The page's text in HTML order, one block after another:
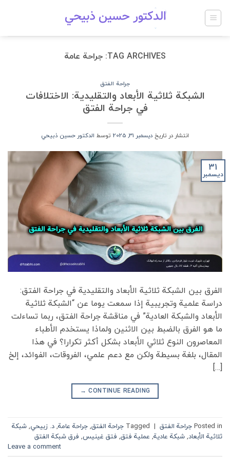
TAG ARCHIVES: جراحة عامة
جراحة الفتق
الشبكة ثلاثية الأبعاد والتقليدية: الاختلافات
في جراحة الفتق
انتشار در تاریخ ديسمبر 31, 2025 توسط الدكتور حسين ذبيحي
31
ديسمبر
الفرق بين الشبكة ثلاثية الأبعاد والتقليدية في جراحة الفتق:
دراسة علمية وتجريبية إذا سمعت يوما عن “الشبكة ثلاثية
الأبعاد والشبكة العادية” في مناقشة جراحة الفتق، ربما تساءلت
ما هو الفرق بالضبط بين الاثنين ولماذا يستخدم الأطباء
المعاصرون النوع ثلاثي الأبعاد بشكل أكثر تكرارا؟ في هذا
المقال، بلغة بسيطة ولكن مع دعم علمي، الفروقات، الفوائد، إلخ
[…]
CONTINUE READING
→
Posted inجراحة الفتق |
Tagged جراحة الفتق,جراحة عامة,د. زبيحي,شبكة
ثلاثية الأبعاد,شبكة عادية, عملية فتق, فتق غينيس, فرق شبكة الفتق
Leave a comment